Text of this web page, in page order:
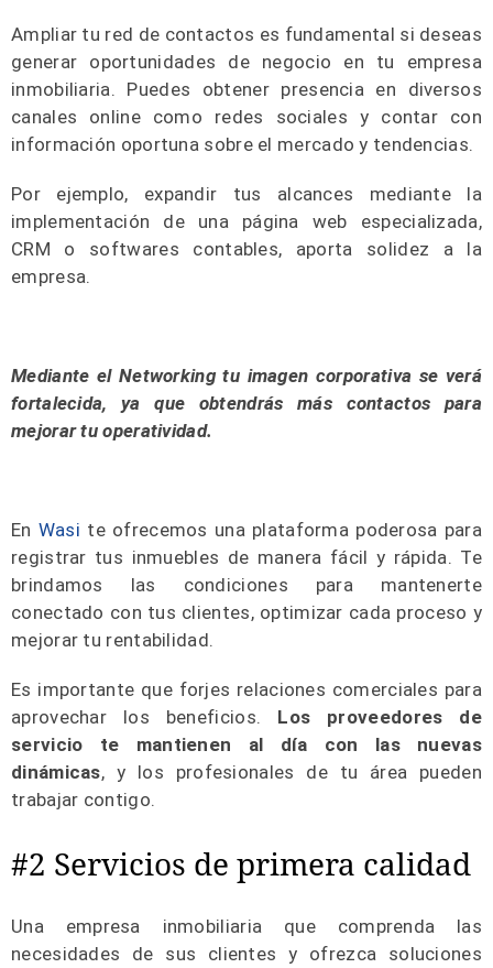
Ampliar tu red de contactos es fundamental si deseas
generar oportunidades de negocio en tu empresa
inmobiliaria. Puedes obtener presencia en diversos
canales online como redes sociales y contar con
información oportuna sobre el mercado y tendencias.
Por ejemplo, expandir tus alcances mediante la
implementación de una página web especializada,
CRM o softwares contables, aporta solidez a la
empresa.
Mediante el Networking tu imagen corporativa se verá
fortalecida, ya que obtendrás más contactos para
mejorar tu operatividad.
En Wasi te ofrecemos una plataforma poderosa para
registrar tus inmuebles de manera fácil y rápida. Te
brindamos las condiciones para mantenerte
conectado con tus clientes, optimizar cada proceso y
mejorar tu rentabilidad.
Es importante que forjes relaciones comerciales para
aprovechar los beneficios. Los proveedores de
servicio te mantienen al día con las nuevas
dinámicas, y los profesionales de tu área pueden
trabajar contigo.
#2 Servicios de primera calidad
Una empresa inmobiliaria que comprenda las
necesidades de sus clientes y ofrezca soluciones